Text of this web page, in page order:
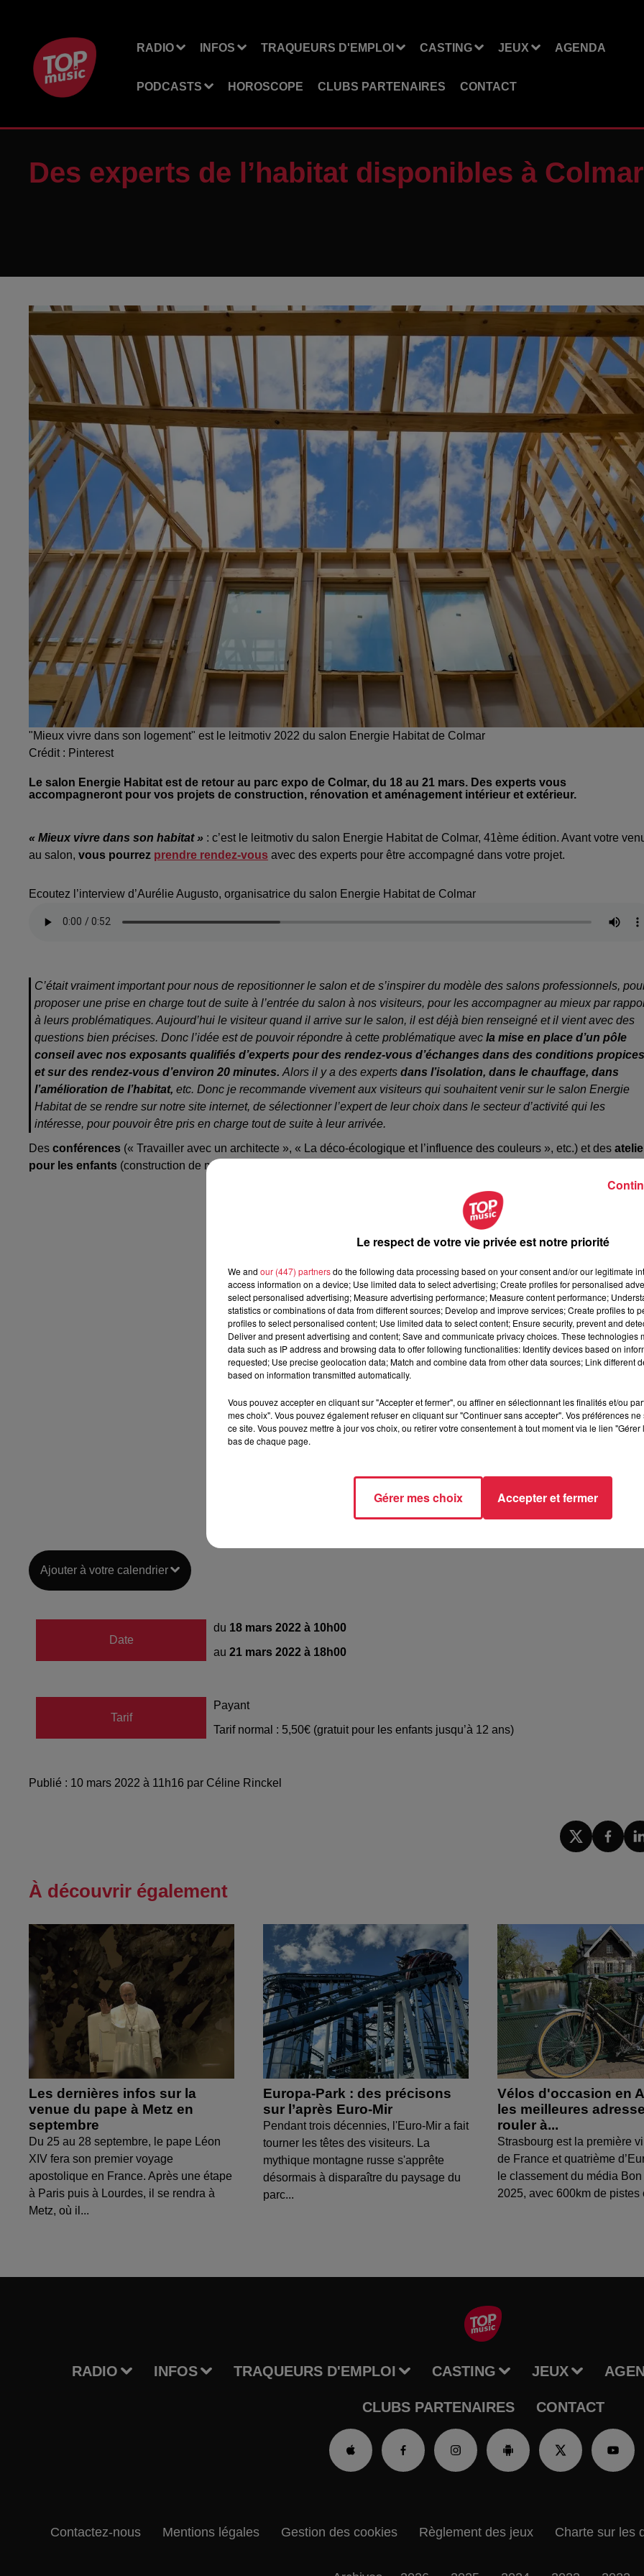
RADIO INFOS TRAQUEURS D'EMPLOI CASTING JEUX AGENDA
PODCASTS HOROSCOPE CLUBS PARTENAIRES CONTACT
Des experts de l’habitat disponibles à Colmar
"Mieux vivre dans son logement" est le leitmotiv 2022 du salon Energie Habitat de Colmar
Crédit : Pinterest
Le salon Energie Habitat est de retour au parc expo de Colmar, du 18 au 21 mars. Des experts vous
accompagneront pour vos projets de construction, rénovation et aménagement intérieur et extérieur.
« Mieux vivre dans son habitat » : c’est le leitmotiv du salon Energie Habitat de Colmar, 41ème édition. Avant votre
au salon, vous pourrez prendre rendez-vous avec des experts pour être accompagné dans votre projet.
Ecoutez l’interview d’Aurélie Augusto, organisatrice du salon Energie Habitat de Colmar
C’était vraiment important pour nous de repositionner le salon et de s’inspirer du modèle des salons professionnels,
proposer une prise en charge tout de suite à l’entrée du salon à nos visiteurs, pour les accompagner au mieux par
à leurs problématiques. Aujourd’hui le visiteur quand il arrive sur le salon, il est déjà bien renseigné et il vient avec des
questions bien précises. Donc l’idée est de pouvoir répondre à cette problématique avec la mise en place d’un pôle
conseil avec nos exposants qualifiés d’experts pour des rendez-vous d’échanges dans des conditions propices
et sur des rendez-vous d’environ 20 minutes. Alors il y a des experts dans l’isolation, dans le chauffage, dans
l’amélioration de l’habitat, etc. Donc je recommande vivement aux visiteurs qui souhaitent venir sur le salon Energie
Habitat de se rendre sur notre site internet, de sélectionner l’expert de leur choix dans le secteur d’activité qui les
intéresse, pour pouvoir être pris en charge tout de suite à leur arrivée.
Des conférences (« Travailler avec un architecte », « La déco-écologique et l’influence des couleurs », etc.) et des
pour les enfants (construction de maison, rempotage de plantes, etc.) animeront le salon Energie Habitat de Colmar.
Ajouter à votre calendrier
Date
du 18 mars 2022 à 10h00
au21 mars 2022 à 18h00
Tarif
Payant
Tarif normal : 5,50€ (gratuit pour les enfants jusqu’à 12 ans)
Publié : 10 mars 2022 à 11h16 par Céline Rinckel
À découvrir également
Les dernières infos sur la
venue du pape à Metz en
septembre
Du 25 au 28 septembre, le pape Léon
XIV fera son premier voyage
apostolique en France. Après une étape
à Paris puis à Lourdes, il se rendra à
Metz, où il...
Europa-Park : des précisons
sur l’après Euro-Mir
Pendant trois décennies, l'Euro-Mir a fait
tourner les têtes des visiteurs. La
mythique montagne russe s'apprête
désormais à disparaître du paysage du
parc...
Vélos d'occasion en
les meilleures
rouler à...
Strasbourg est la première
de France et quatrième
le classement du média
2025, avec 600km de pistes
RADIO INFOS TRAQUEURS D'EMPLOI CASTING JEUX
CLUBS PARTENAIRES CONTACT
Contactez-nous Mentions légales Gestion des cookies Règlement des jeux Charte sur les
Le respect de votre vie privée est notre priorité
We and our (447) partnersdo the following data processing based on your consent and/or our legitimate
access information on a device; Use limited data to select advertising; Create profiles for personalised
select personalised advertising; Measure advertising performance; Measure content performance;
statistics or combinations of data from different sources; Develop and improve services; Create profiles to
profiles to select personalised content; Use limited data to select content; Ensure security, prevent and
Deliver and present advertising and content; Save and communicate privacy choices. These technologies
data such as IP address and browsing data to offer following functionalities: Identify devices based on
requested; Use precise geolocation data; Match and combine data from other data sources; Link different
based on information transmitted automatically.
Vous pouvez accepter en cliquant sur "Accepter et fermer", ou affiner en sélectionnant les finalités et/ou
mes choix". Vous pouvez également refuser en cliquant sur "Continuer sans accepter". Vos préférences
ce site. Vous pouvez mettre à jour vos choix, ou retirer votre consentement à tout moment via le lien
bas de chaque page.
Gérer mes choix Accepter et fermer